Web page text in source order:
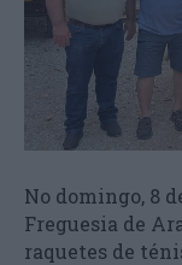
No domingo, 8
Freguesia de
raquetes de